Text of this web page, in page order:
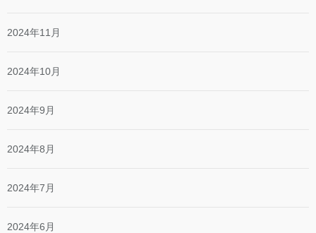
2024年11月
2024年10月
2024年9月
2024年8月
2024年7月
2024年6月